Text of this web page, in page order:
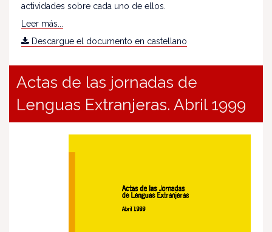
actividades sobre cada uno de ellos.
Leer más...
Descargue el documento en castellano
Actas de las jornadas de
Lenguas Extranjeras. Abril 1999